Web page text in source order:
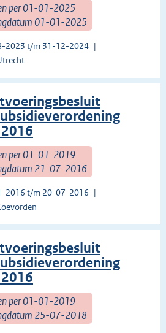
per 01-01-2025
01-01-2025
2023 t/m 31-12-2024
per 01-01-2019
21-07-2016
2016 t/m 20-07-2016
per 01-01-2019
25-07-2018